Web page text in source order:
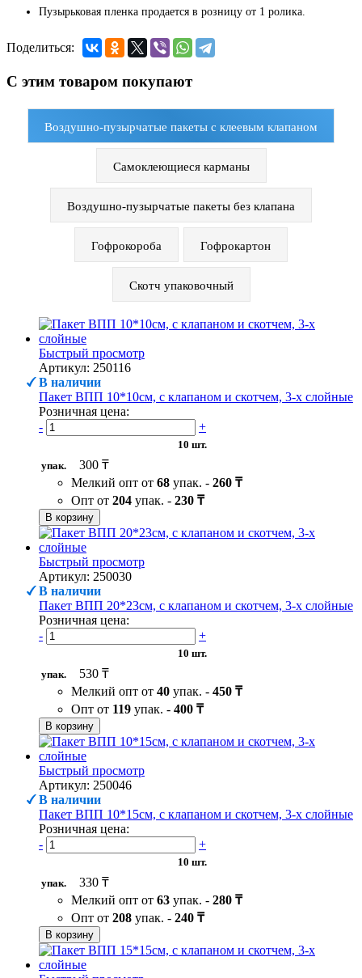
Пузырьковая пленка продается в розницу от 1 ролика.
Поделиться:
С этим товаром покупают
Воздушно-пузырчатые пакеты с клеевым клапаном
Самоклеющиеся карманы
Воздушно-пузырчатые пакеты без клапана
Гофрокороба Гофрокартон
Скотч упаковочный
Быстрый просмотр
Артикул: 250116
В наличии
Пакет ВПП 10*10см, с клапаном и скотчем, 3-х слойные
Розничная цена:
-
+
10 шт.
упак.
300 ₸
Мелкий опт от 68 упак. - 260 ₸
Опт от 204 упак. - 230 ₸
В корзину
Быстрый просмотр
Артикул: 250030
В наличии
Пакет ВПП 20*23см, с клапаном и скотчем, 3-х слойные
Розничная цена:
-
+
10 шт.
упак.
530 ₸
Мелкий опт от 40 упак. - 450 ₸
Опт от 119 упак. - 400 ₸
В корзину
Быстрый просмотр
Артикул: 250046
В наличии
Пакет ВПП 10*15см, с клапаном и скотчем, 3-х слойные
Розничная цена:
-
+
10 шт.
упак.
330 ₸
Мелкий опт от 63 упак. - 280 ₸
Опт от 208 упак. - 240 ₸
В корзину